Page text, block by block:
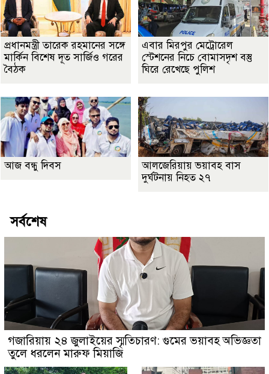
প্রধানমন্ত্রী তারেক রহমানের সঙ্গে
মার্কিন বিশেষ দূত সার্জিও গরের
বৈঠক
এবার মিরপুর মেট্রোরেল
স্টেশনের নিচে বোমাসদৃশ বস্তু
ঘিরে রেখেছে পুলিশ
আজ বন্ধু দিবস
আলজেরিয়ায় ভয়াবহ বাস
দুর্ঘটনায় নিহত ২৭
সর্বশেষ
গজারিয়ায় ২৪ জুলাইয়ের স্মৃতিচারণ: গুমের ভয়াবহ অভিজ্ঞতা
তুলে ধরলেন মারুফ মিয়াজি